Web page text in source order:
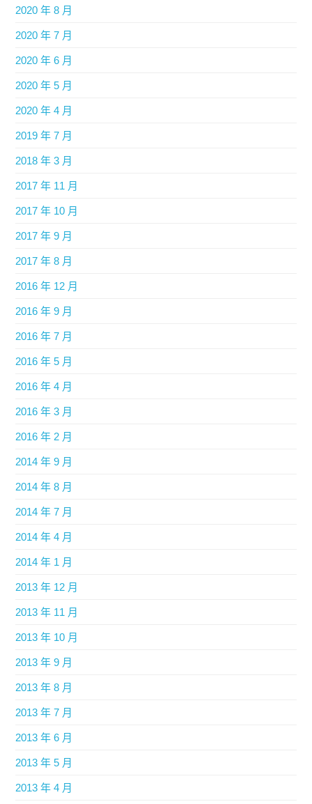
2020 年 8 月
2020 年 7 月
2020 年 6 月
2020 年 5 月
2020 年 4 月
2019 年 7 月
2018 年 3 月
2017 年 11 月
2017 年 10 月
2017 年 9 月
2017 年 8 月
2016 年 12 月
2016 年 9 月
2016 年 7 月
2016 年 5 月
2016 年 4 月
2016 年 3 月
2016 年 2 月
2014 年 9 月
2014 年 8 月
2014 年 7 月
2014 年 4 月
2014 年 1 月
2013 年 12 月
2013 年 11 月
2013 年 10 月
2013 年 9 月
2013 年 8 月
2013 年 7 月
2013 年 6 月
2013 年 5 月
2013 年 4 月